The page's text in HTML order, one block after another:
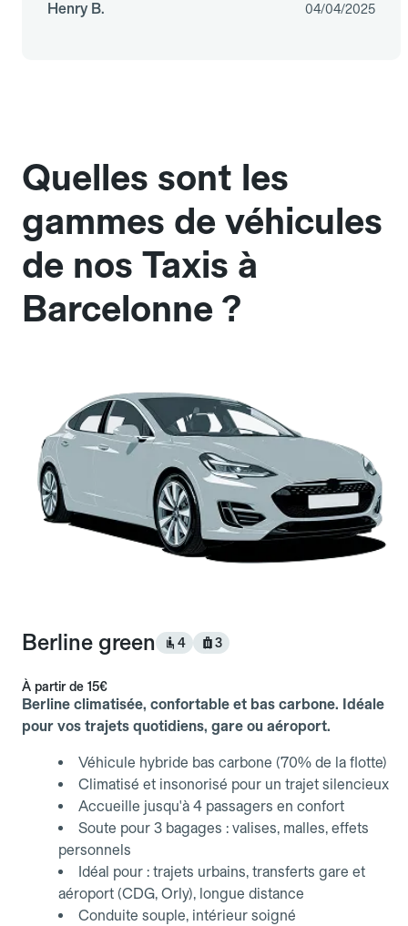
Henry B. 04/04/2025
Quelles sont les
gammes de véhicules
de nos Taxis à
Barcelonne ?
Berline green 4 3
À partir de 15€
Berline climatisée, confortable et bas carbone. Idéale
pour vos trajets quotidiens, gare ou aéroport.
Véhicule hybride bas carbone (70% de la flotte)
Climatisé et insonorisé pour un trajet silencieux
Accueille jusqu'à 4 passagers en confort
Soute pour 3 bagages : valises, malles, effets
personnels
Idéal pour : trajets urbains, transferts gare et
aéroport (CDG, Orly), longue distance
Conduite souple, intérieur soigné